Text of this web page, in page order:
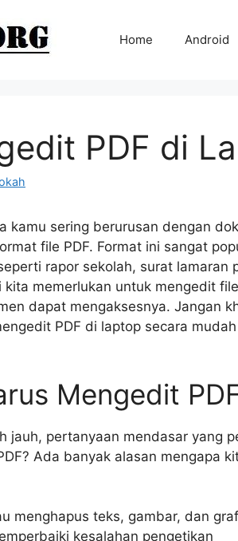
Home Android
PDF di
kamu sering berurusan dengan
file PDF. Format ini sangat
rapor sekolah, surat lamaran
memerlukan untuk mengedit
dapat mengaksesnya. Jangan
PDF di laptop secara
Mengedit
jauh, pertanyaan mendasar yang
Ada banyak alasan mengapa
menghapus teks, gambar, dan
kesalahan pengetikan